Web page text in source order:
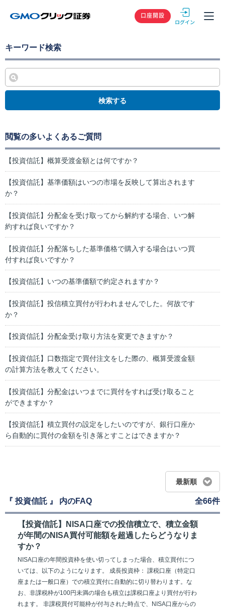
GMOクリック
口座開設
キーワード検索
検索する
閲覧の多いよくあるご質問
【投資信託】概算受渡金額とは何ですか？
【投資信託】基準価額はいつの市場を反映して算出されます
か？
【投資信託】分配金を受け取ってから解約する場合、いつ解
約すれば良いですか？
【投資信託】分配落ちした基準価格で購入する場合はいつ買
付すれば良いですか？
【投資信託】いつの基準価額で約定されますか？
【投資信託】投信積立買付が行われませんでした。何故です
か？
【投資信託】分配金受け取り方法を変更できますか？
【投資信託】口数指定で買付注文をした際の、概算受渡金額
の計算方法を教えてください。
【投資信託】分配金はいつまでに買付をすれば受け取ること
ができますか？
【投資信託】積立買付の設定をしたいのですが、銀行口座か
ら自動的に買付の金額を引き落とすことはできますか？
最新順
『 投資信託 』 内のFAQ 全66件
【投資信託】NISA口座での投信積立で、積立金額
が年間のNISA買付可能額を超過したらどうなりま
すか？
NISA口座の年間投資枠を使い切ってしまった場合、積立買付につ
いては、以下のようになります。 成長投資枠： 課税口座（特定口
座または一般口座）での積立買付に自動的に切り替わります。な
お、非課税枠が100円未満の場合も積立は課税口座より買付が行わ
れます。 非課税買付可能枠が付与された時点で、NISA口座からの